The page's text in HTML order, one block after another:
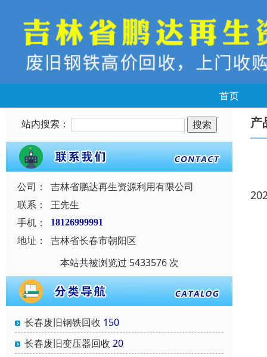
首页
站内搜索：
公司：
吉林省鹏达再生资源利用有限公司
联系：
王先生
手机：
18126999991
地址：
吉林省长春市朝阳区
本站共被浏览过 5433576 次
长春废旧钢铁回收 150
长春废旧变压器回收 20
产